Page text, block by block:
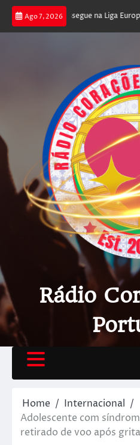
Ago 7, 2026
poker e prossegue na Liga Europa
Rádio
Home
Internacional
Adolescente com
retirado de voo após